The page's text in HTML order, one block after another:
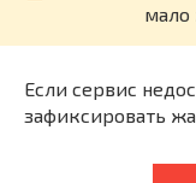
мало
Если сервис
зафиксировать